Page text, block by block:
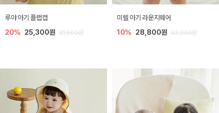
루야 아기 플랩캡
20% 25,300원 31,600원
미렐 아기 라운지웨어
10% 28,800원 32,000원